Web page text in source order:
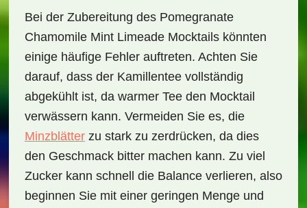
Bei der Zubereitung des Pomegranate
Chamomile Mint Limeade Mocktailskönnten
einige häufige Fehler auftreten. Achten Sie
darauf, dass der Kamillentee vollständig
abgekühlt ist, da warmer Tee den Mocktail
verwässern kann. Vermeiden Sie es, die
Minzblätterzu stark zu zerdrücken, da dies
den Geschmack bitter machen kann. Zu viel
Zucker kann schnell die Balance verlieren, also
beginnen Sie mit einer geringen Menge und